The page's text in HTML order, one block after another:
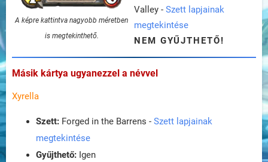
A képre kattintva nagyobb méretben
is megtekinthető.
Valley - Szett lapjainak
megtekintése
NEM GYŰJTHETŐ!
Másik kártya ugyanezzel a névvel
Xyrella
Szett: Forged in the Barrens - Szett lapjainak
megtekintése
Gyűjthető: Igen